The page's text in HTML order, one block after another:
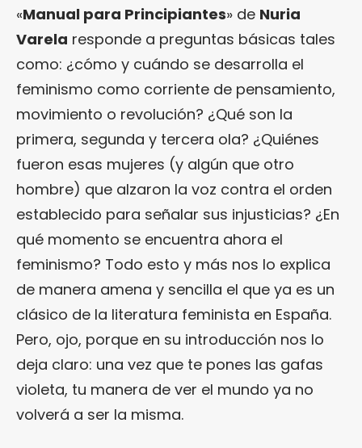
«Manual para Principiantes» de Nuria
Varela responde a preguntas básicas tales
como: ¿cómo y cuándo se desarrolla el
feminismo como corriente de pensamiento,
movimiento o revolución? ¿Qué son la
primera, segunda y tercera ola? ¿Quiénes
fueron esas mujeres (y algún que otro
hombre) que alzaron la voz contra el orden
establecido para señalar sus injusticias? ¿En
qué momento se encuentra ahora el
feminismo? Todo esto y más nos lo explica
de manera amena y sencilla el que ya es un
clásico de la literatura feminista en España.
Pero, ojo, porque en su introducción nos lo
deja claro: una vez que te pones las gafas
violeta, tu manera de ver el mundo ya no
volverá a ser la misma.